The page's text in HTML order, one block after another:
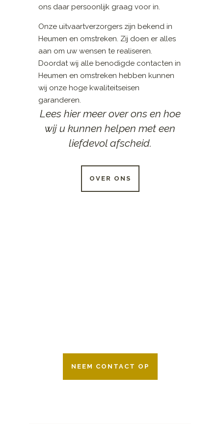
ons daar persoonlijk graag voor in.
Onze uitvaartverzorgers zijn bekend in
Heumen en omstreken. Zij doen er alles
aan om uw wensen te realiseren.
Doordat wij alle benodigde contacten in
Heumen en omstreken hebben kunnen
wij onze hoge kwaliteitseisen
garanderen.
Lees hier meer over ons en hoe
wij u kunnen helpen met een
liefdevol afscheid.
OVER ONS
NEEM CONTACT OP